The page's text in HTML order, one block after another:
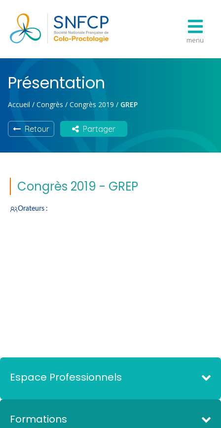
menu
Présentation
Accueil / Congrès / Congrès 2019 / GREP
Retour Partager
Congrès 2019 - GREP
Orateurs :
Espace Professionnels
Formations